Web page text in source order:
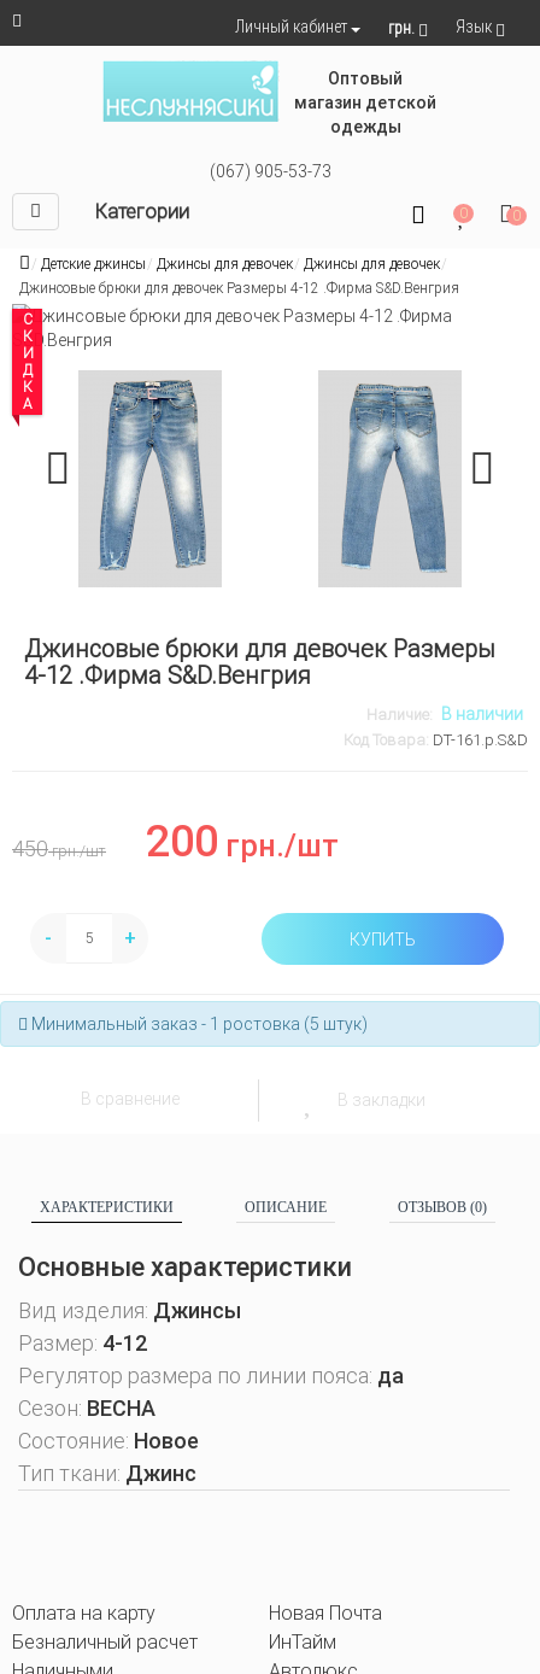
Личный кабинет грн. Язык
Оптовый
магазин детской
одежды
(067) 905-53-73
Категории 0 0
Детские джинсы Джинсы для девочек
Джинсы для девочек
Джинсовые брюки для девочек Размеры 4-12 .Фирма S&D.Венгрия
СКИДКА
Джинсовые брюки для девочек Размеры
4-12 .Фирма S&D.Венгрия
Наличие: В наличии
Код Товара: DT-161.р.S&D
450грн./шт 200 грн./шт
- + КУПИТЬ
Минимальный заказ - 1 ростовка (5 штук)
В сравнение В закладки
ХАРАКТЕРИСТИКИ ОПИСАНИЕ ОТЗЫВОВ (0)
Основные характеристики
Вид изделия: Джинсы
Размер: 4-12
Регулятор размера по линии пояса: да
Сезон: ВЕСНА
Состояние: Новое
Тип ткани: Джинс
Оплата на карту
Безналичный расчет
Новая Почта
ИнТайм